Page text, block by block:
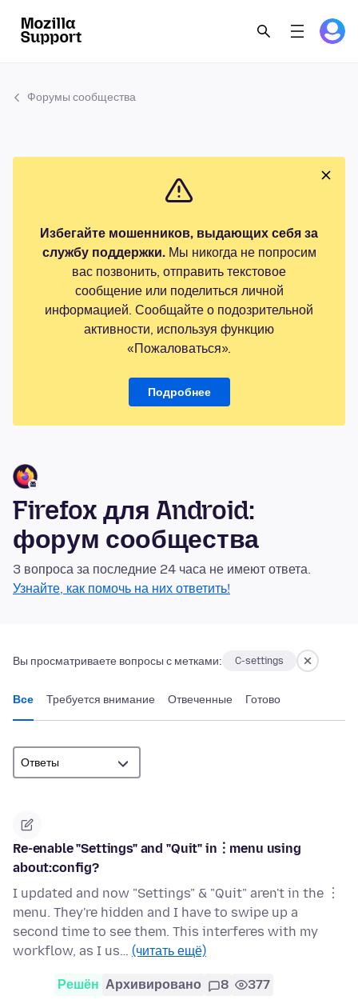
Форумы сообщества
Избегайте мошенников, выдающих себя за
службу поддержки.Мы никогда не попросим
вас позвонить, отправить текстовое
сообщение или поделиться личной
информацией. Сообщайте о подозрительной
активности, используя функцию
«Пожаловаться».
Подробнее
Firefox для Android:
форум сообщества
3 вопроса за последние 24 часа не имеют ответа.
Узнайте, как помочь на них ответить!
Вы просматриваете вопросы с метками: C-settings
Все Требуется внимание Отвеченные Готово
Re-enable "Settings" and "Quit" in︙menu using
about:config?
I updated and now "Settings" & "Quit" aren't in the ︙
menu. They're hidden and I have to swipe up a
second time to see them. This interferes with my
workflow, as I us… (читать ещё)
Решён Архивировано 8 377